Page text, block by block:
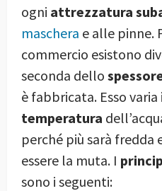
ogni attrezzatura
maschera e alle pinne.
commercio esistono
seconda dello
è fabbricata. Esso
temperatura
perché più sarà fredda
essere la muta. I
sono i seguenti: